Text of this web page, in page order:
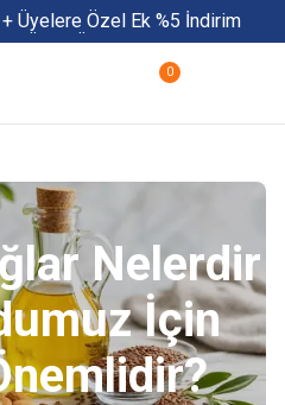
Üyelere Özel Ek %5 İndirim
Üzeri Ücretsiz Kargo
Başladı
0
Nelerdir
İçin